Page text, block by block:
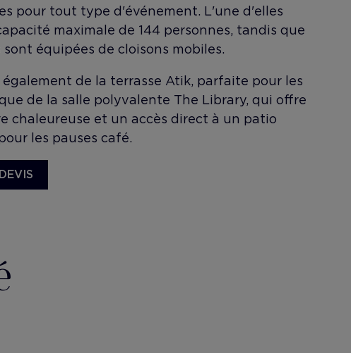
pour tout type d'événement. L'une d'elles
maximale de 144 personnes, tandis que
sont équipées de cloisons mobiles.
de la terrasse Atik, parfaite pour les
de la salle polyvalente The Library, qui offre
chaleureuse et un accès direct à un patio
les pauses café.